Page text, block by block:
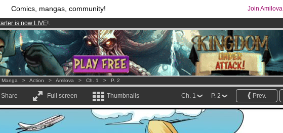
Comics, mangas, community! Join Amilova
is now LIVE!.
from3.95 eurosper month !Get membership now
membersand 1208 comics & mangas!.
Manga > Action > Amilova > Ch. 1 > P. 2
Share Full screen Thumbnails Prev.
P. 2
Ch. 1